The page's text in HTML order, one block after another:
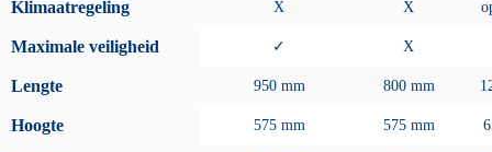
Klimaatregeling X X
Maximale veiligheid ✓ X
Lengte 950 mm 800 mm
Hoogte 575 mm 575 mm